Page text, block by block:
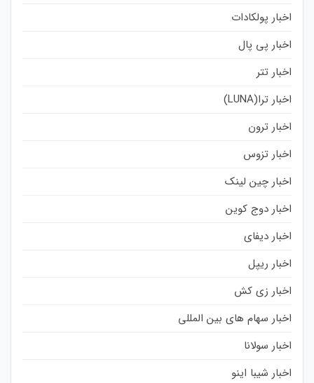
اخبار پولکادات
اخبار پی پال
اخبار تتر
اخبار ترا(LUNA)
اخبار ترون
اخبار تزوس
اخبار چین لینک
اخبار دوج کوین
اخبار دیفای
اخبار ریپل
اخبار زی کش
اخبار سهام های بین المللی
اخبار سولانا
اخبار شیبا اینو